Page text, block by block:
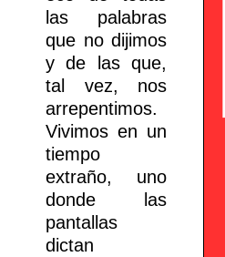
las palabras
que no dijimos
y de las que,
tal vez, nos
arrepentimos.
Vivimos en un
tiempo
extraño, uno
donde las
pantallas
dictan